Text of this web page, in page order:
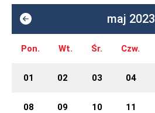
maj 2023
Pon. Wt. Śr. Czw.
01 02 03 04
08 09 10 11